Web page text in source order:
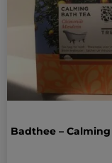
Badthee – Calming